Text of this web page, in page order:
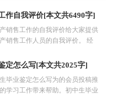
作自我评价[本文共6490字]
销售工作的自我评价给大家提供
销售工作人员的自我评价。 经
定怎么写[本文共2025字]
生毕业鉴定怎么写为的会员投稿推
学习工作带来帮助。初中生毕业